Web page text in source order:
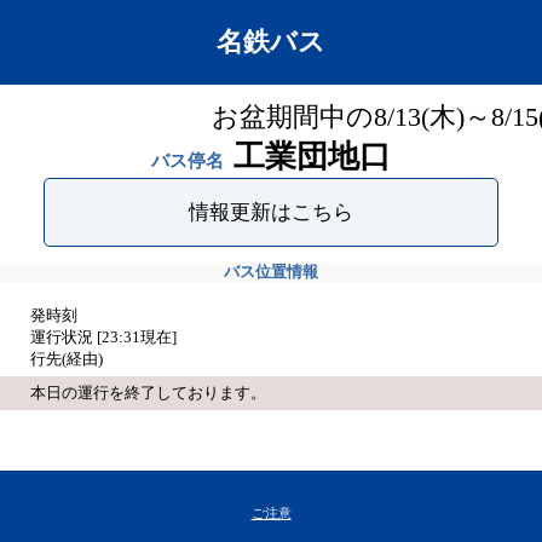
名鉄バス
お盆期間中の8/13(木)～8/
バス停名 工業団地口
情報更新はこちら
バス位置情報
発時刻
運行状況 [23:31 現在]
行先(経由)
本日の運行を終了しております。
ご注意